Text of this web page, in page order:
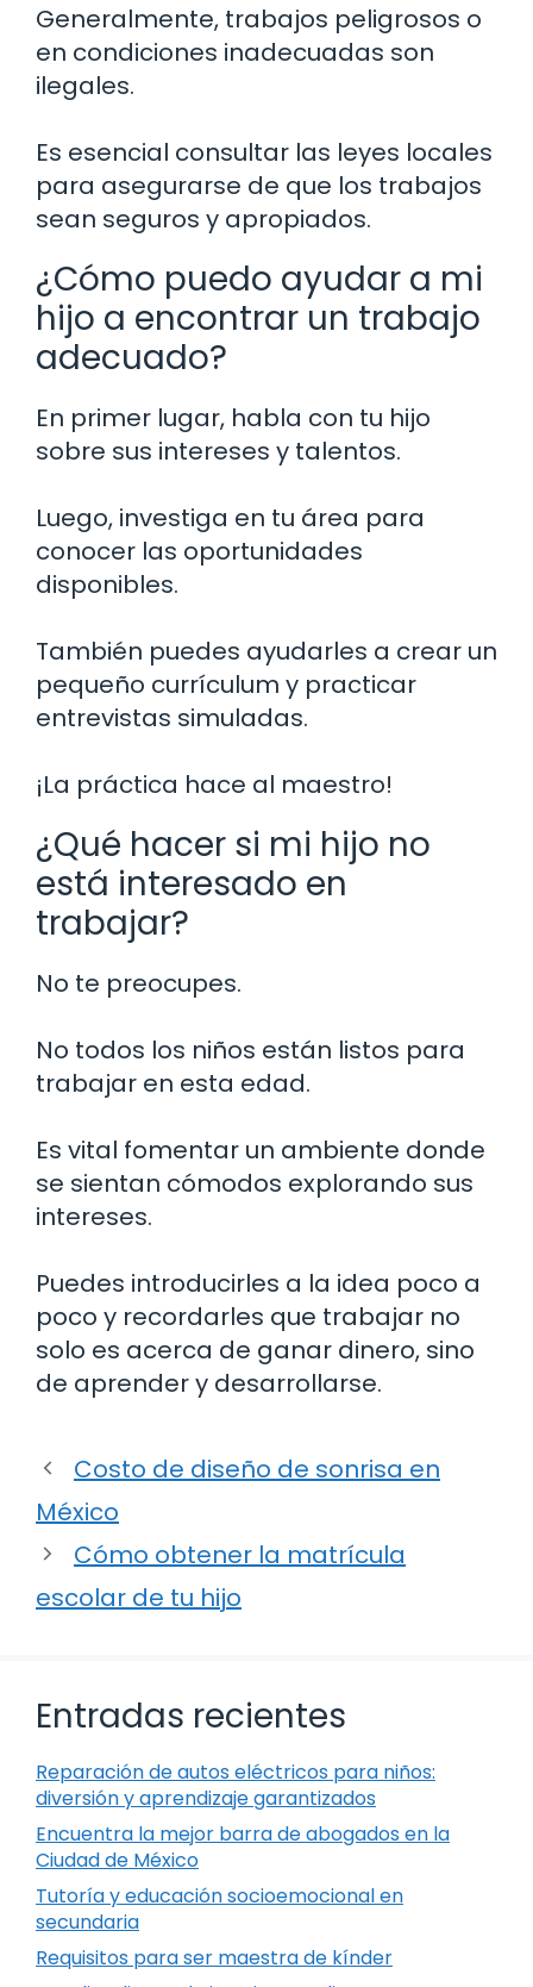
Generalmente, trabajos peligrosos o
en condiciones inadecuadas son
ilegales.
Es esencial consultar las leyes locales
para asegurarse de que los trabajos
sean seguros y apropiados.
¿Cómo puedo ayudar a mi
hijo a encontrar un trabajo
adecuado?
En primer lugar, habla con tu hijo
sobre sus intereses y talentos.
Luego, investiga en tu área para
conocer las oportunidades
disponibles.
También puedes ayudarles a crear un
pequeño currículum y practicar
entrevistas simuladas.
¡La práctica hace al maestro!
¿Qué hacer si mi hijo no
está interesado en
trabajar?
No te preocupes.
No todos los niños están listos para
trabajar en esta edad.
Es vital fomentar un ambiente donde
se sientan cómodos explorando sus
intereses.
Puedes introducirles a la idea poco a
poco y recordarles que trabajar no
solo es acerca de ganar dinero, sino
de aprender y desarrollarse.
Costo de diseño de sonrisa en
México
Cómo obtener la matrícula
escolar de tu hijo
Entradas recientes
Reparación de autos eléctricos para niños:
diversión y aprendizaje garantizados
Encuentra la mejor barra de abogados en la
Ciudad de México
Tutoría y educación socioemocional en
secundaria
Requisitos para ser maestra de kínder